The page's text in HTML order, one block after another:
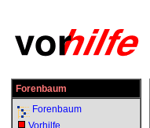
Forenbaum
Forenbaum
Vorhilfe